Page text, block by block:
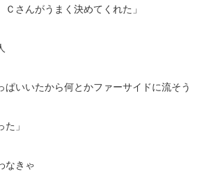
Ｃさんがうまく決めてくれた」
ぱいいたから何とかファーサイドに流そう
」
なきゃ